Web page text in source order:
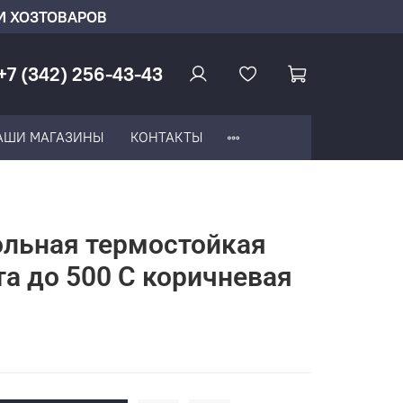
ХОЗТОВАРОВ
(342) 256-43-43
МАГАЗИНЫ КОНТАКТЫ
термостойкая
до 500 С коричневая